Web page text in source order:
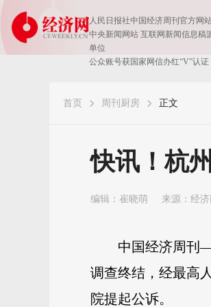
人民日报社中国经济周刊官方网
中央新闻网站 互联网新闻信息稿
单位
公众账号获国家网信办红“V”认证
首页 周刊厨房 正文
快讯！杭
编辑：崔晓萌 来源： 经济
中国经济周刊
调查终结，经最高
院提起公诉。